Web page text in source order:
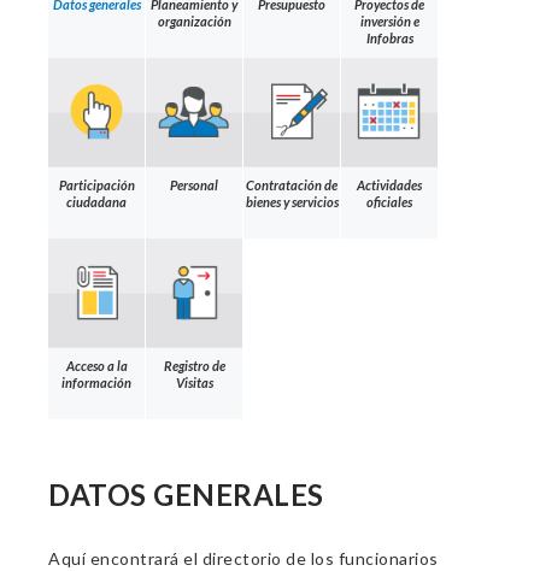
Datos generales
Planeamiento y
organización
Presupuesto
Proyectos de
inversión e
Infobras
Participación
ciudadana
Personal
Contratación de
bienes y servicios
Actividades
oficiales
Acceso a la
información
Registro de
Visitas
DATOS GENERALES
Aquí encontrará el directorio de los funcionarios